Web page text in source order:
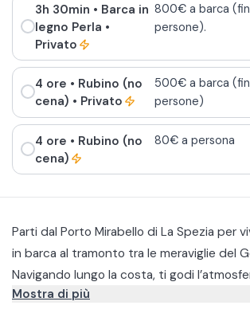
3h 30min • Barca in
legno Perla •
Privato
800€ a barca
persone).
4 ore • Rubino (no
cena) • Privato
500€ a barca
persone)
4 ore • Rubino (no
cena)
80€ a persona
Parti dal Porto Mirabello di La Spezia per
in barca al tramonto tra le meraviglie del
Puoi scegliere tra tour privati o di gruppo
Navigando lungo la costa, ti godi
mare al calare del sole, tra scorci
Mostra di più